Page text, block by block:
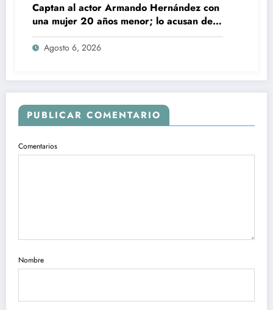
Captan al actor Armando Hernández con
una mujer 20 años menor; lo acusan de
infidelidad a su esposa
Agosto 6, 2026
PUBLICAR COMENTARIO
Comentarios
Nombre